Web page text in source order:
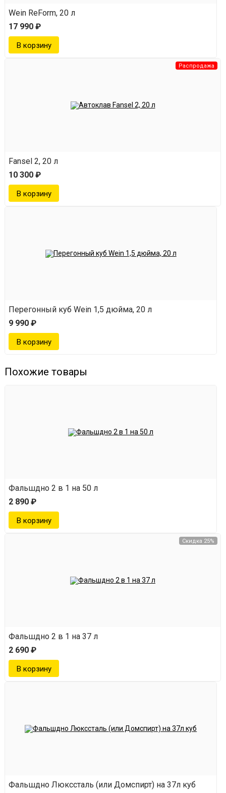
Wein ReForm, 20 л
17 990 ₽
Распродажа
Fansel 2, 20 л
10 300 ₽
Перегонный куб Wein 1,5 дюйма, 20 л
9 990 ₽
Похожие товары
Фальшдно 2 в 1 на 50 л
2 890 ₽
Скидка 25%
Фальшдно 2 в 1 на 37 л
2 690 ₽
Фальшдно Люкссталь (или Домспирт) на 37л куб